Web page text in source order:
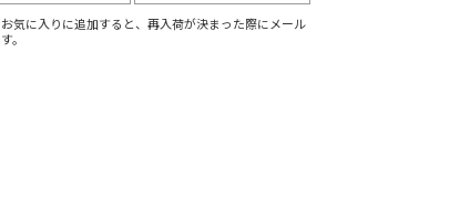
気に入りに追加すると、再入荷が決まった際にメール
。